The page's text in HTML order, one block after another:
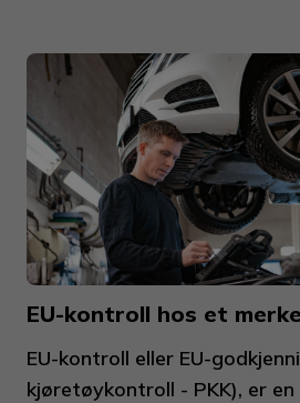
EU-kontroll hos et
EU-kontroll eller EU-
kjøretøykontroll - PKK), er